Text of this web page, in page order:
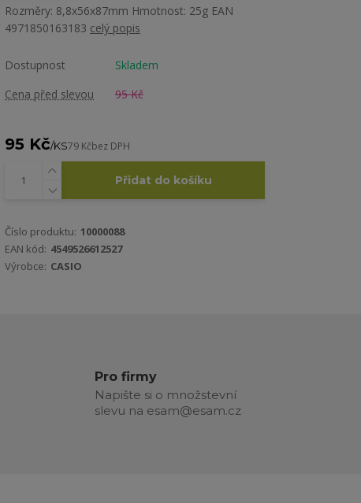
Rozměry: 8,8x56x87mm Hmotnost: 25g EAN
4971850163183 celý popis
Dostupnost
Skladem
Cena před slevou
95 Kč
95 Kč/KS79 Kčbez DPH
Přidat do košíku
Číslo produktu: 10000088
EAN kód: 4549526612527
Výrobce: CASIO
Pro firmy
Napište si o množstevní
slevu na esam@esam.cz